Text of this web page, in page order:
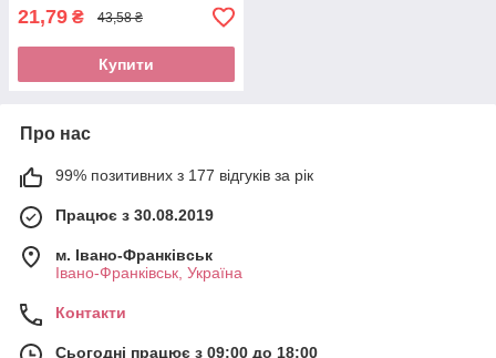
21,79 ₴ 43,58 ₴
Купити
Про нас
99% позитивних з 177 відгуків за рік
Працює з 30.08.2019
м. Івано-Франківськ
Івано-Франківськ, Україна
Контакти
Сьогодні працює з 09:00 до 18:00